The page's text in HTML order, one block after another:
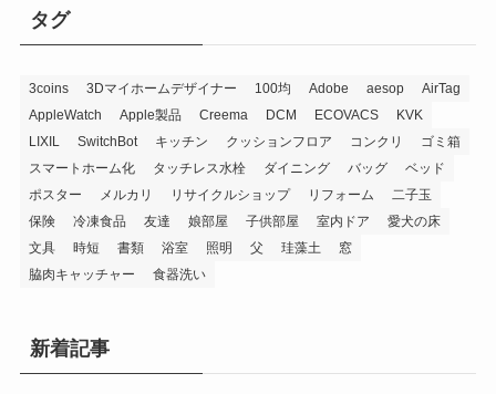
タグ
3coins 3Dマイホームデザイナー 100均 Adobe aesop
AirTag
AppleWatch
Apple製品 Creema DCM ECOVACS
KVK
LIXIL
SwitchBot キッチン クッションフロア コンクリ
ゴミ箱
スマートホーム化
タッチレス水栓 ダイニング バッグ
ベッド
ポスター
メルカリ リサイクルショップ リフォーム
二子玉
保険
冷凍食品 友達 娘部屋 子供部屋 室内ドア
愛犬の床
文具
時短 書類 浴室 照明 父 珪藻土
窓
脇肉キャッチャー
食器洗い
新着記事